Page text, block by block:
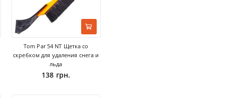
Tom Par 54 NT Щетка со
скребком для удаления снега и
льда
138 грн.